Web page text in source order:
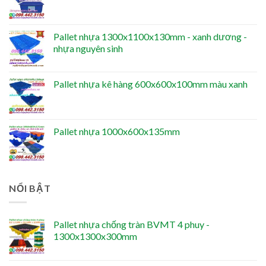
Pallet nhựa 1300x1100x130mm - xanh dương -
nhựa nguyên sinh
Pallet nhựa kê hàng 600x600x100mm màu xanh
Pallet nhựa 1000x600x135mm
NỔI BẬT
Pallet nhựa chống tràn BVMT 4 phuy -
1300x1300x300mm